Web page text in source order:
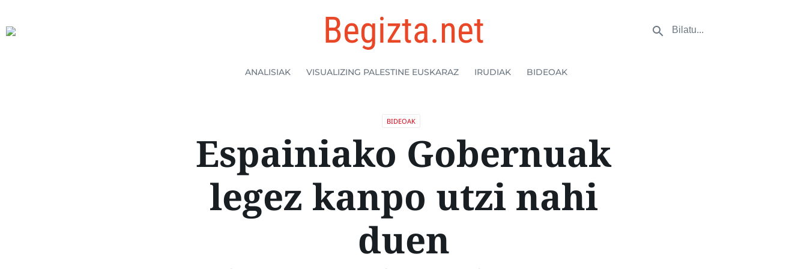
Begizta.net
ANALISIAK VISUALIZING PALESTINE EUSKARAZ IRUDIAK BIDEOAK
BIDEOAK
Espainiako Gobernuak
legez kanpo utzi nahi
duen